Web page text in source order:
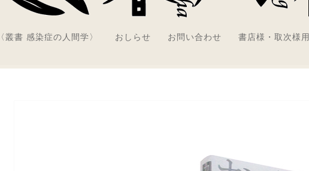
〈叢書 感染症の人間学〉 おしらせ お問い合わせ 書店様・取次様用